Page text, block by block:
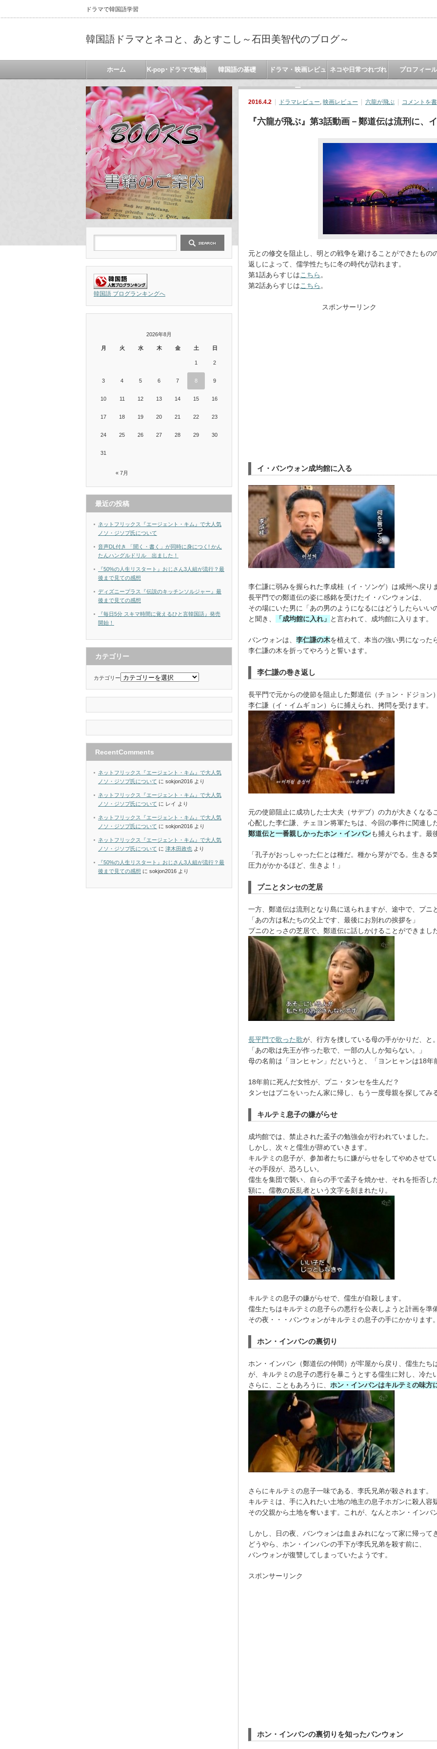
ドラマで韓国語学習
韓国語ドラマとネコと、あとすこし～石田美智代のブログ～
ホーム K-pop･ドラマで勉強 韓国語の基礎 ドラマ・映画レビュ
ー
ネコや日常つれづれ プロフィール
2016.4.2 ドラマレビュー, 映画レビュー 六龍が飛ぶ コメントを書
『六龍が飛ぶ』第3話動画－鄭道伝は流刑に、
元との修交を阻止し、明との戦争を避けることができたもの
返しによって、儒学性たちに冬の時代が訪れます。
第1話あらすじはこちら 。
第2話あらすじはこちら 。
スポンサーリンク
イ・バンウォン成均館に入る
李仁謙に弱みを握られた李成桂（イ・ソンゲ）は咸州へ戻り
長平門での鄭道伝の姿に感銘を受けたイ・バンウォンは、
その場にいた男に「あの男のようになるにはどうしたらいい
と聞き、
「成均館に入れ」 と言われて、成均館に入ります。
バンウォンは、 李仁謙の木を植えて、本当の強い男になった
李仁謙の木を折ってやろうと誓います。
李仁謙の巻き返し
長平門で元からの使節を阻止した鄭道伝（チョン・ドジョン
李仁謙（イ・イムギョン）らに捕えられ、拷問を受けます。
元の使節阻止に成功した士大夫（サデブ）の力が大きくなる
心配した李仁謙、チェヨン将軍たちは、今回の事件に関連し
鄭道伝と一番親しかったホン・インバンも捕えられます。最
「孔子がおっしゃった仁とは種だ。種から芽がでる。生きる
圧力がかかるほど、生きよ！」
プニとタンセの芝居
一方、鄭道伝は流刑となり島に送られますが、途中で、プニ
「あの方は私たちの父上です、最後にお別れの挨拶を」
プニのとっさの芝居で、鄭道伝に話しかけることができました
長平門で歌った歌が、行方を捜している母の手がかりだ、と。
「あの歌は先王が作った歌で、一部の人しか知らない。」
母の名前は「ヨンヒャン」だというと、「ヨンヒャンは18年
18年前に死んだ女性が、プニ・タンセを生んだ？
タンセはプニをいったん家に帰し、もう一度母親を探してみ
キルテミ息子の嫌がらせ
成均館では、禁止された孟子の勉強会が行われていました。
しかし、次々と儒生が辞めていきます。
キルテミの息子が、参加者たちに嫌がらせをしてやめさせて
その手段が、恐ろしい。
儒生を集団で襲い、自らの手で孟子を焼かせ、それを拒否し
額に、儒教の反乱者という文字を刻まれたり。
キルテミの息子の嫌がらせで、儒生が自殺します。
儒生たちはキルテミの息子らの悪行を公表しようと計画を準
その夜・・・バンウォンがキルテミの息子の手にかかります。
ホン・インバンの裏切り
ホン・インバン（鄭道伝の仲間）が牢屋から戻り、儒生たち
が、キルテミの息子の悪行を暴こうとする儒生に対し、冷たい
さらに、こともあろうに、 ホン・インバンはキルテミの味方
さらにキルテミの息子一味である、李氏兄弟が殺されます。
キルテミは、手に入れたい土地の地主の息子ホガンに殺人容
その父親から土地を奪います。これが、なんとホン・インバ
しかし、日の夜、バンウォンは血まみれになって家に帰って
どうやら、ホン・インバンの手下が李氏兄弟を殺す前に、
バンウォンが復讐してしまっていたようです。
スポンサーリンク
ホン・インバンの裏切りを知ったバンウォン
韓国語 ブログランキングへ
2026年8月
月 火 水 木 金 土 日
« 7月
1 2
3 4 5 6 7 8 9
10 11 12 13 14 15 16
17 18 19 20 21 22 23
24 25 26 27 28 29 30
31
最近の投稿
ネットフリックス『エージェント・キム』で大人気
ノソ・ジソプ氏について
音声DL付き 「聞く・書く」が同時に身につく! かん
たんハングルドリル 出ました！
『50%の人生リスタート』おじさん3人組が流行？最
後まで見ての感想
ディズニープラス『伝説のキッチンソルジャー』最
後まで見ての感想
『毎日5分 スキマ時間に覚えるひと言韓国語』発売
開始！
カテゴリー
カテゴリー
RecentComments
ネットフリックス『エージェント・キム』で大人気
ノソ・ジソプ氏について に sokjon2016 より
ネットフリックス『エージェント・キム』で大人気
ノソ・ジソプ氏について に レイ より
ネットフリックス『エージェント・キム』で大人気
ノソ・ジソプ氏について に sokjon2016 より
ネットフリックス『エージェント・キム』で大人気
ノソ・ジソプ氏について に 津木田政也 より
『50%の人生リスタート』おじさん3人組が流行？最
後まで見ての感想 に sokjon2016 より